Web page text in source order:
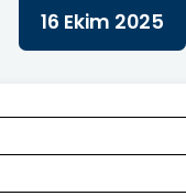
16 Ekim 2025